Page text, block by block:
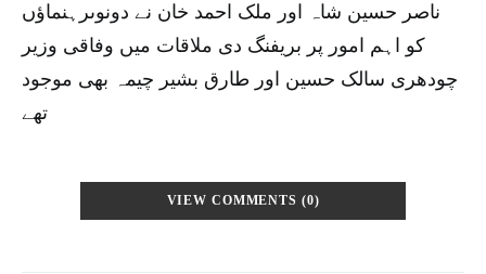
ناصر حسین شاہ اور ملک احمد خان نے دونوںرہنماؤں
کو اہم امور پر بریفنگ دی ملاقات میں وفاقی وزیر
چودھری سالک حسین اور طارق بشیر چیمہ بھی موجود
تھے
VIEW COMMENTS (0)